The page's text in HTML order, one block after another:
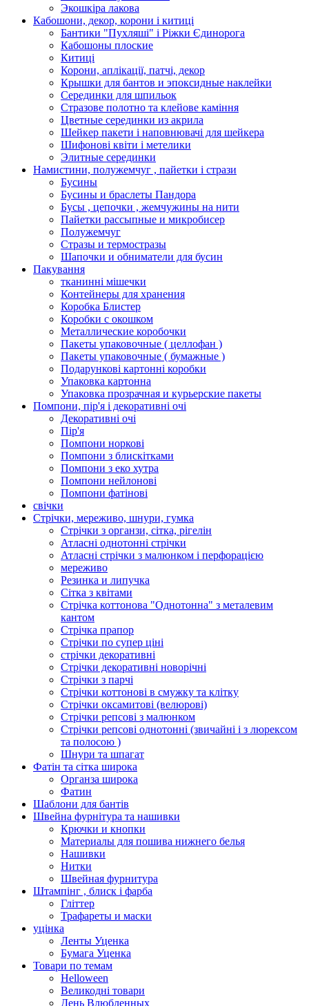
Экошкiра лакова
Кабошони, декор, корони і китиці
Бантики "Пухляші" і Ріжки Єдинорога
Кабошоны плоские
Китиці
Корони, аплікації, патчі, декор
Крышки для бантов и эпоксидные наклейки
Серединки для шпильок
Стразове полотно та клейове каміння
Цветные серединки из акрила
Шейкер пакети і наповнювачі для шейкера
Шифонові квіти і метелики
Элитные серединки
Намистини, полужемчуг , пайетки і стрази
Бусины
Бусины и браслеты Пандора
Бусы , цепочки , жемчужины на нити
Пайетки рассыпные и микробисер
Полужемчуг
Стразы и термостразы
Шапочки и обниматели для бусин
Пакування
тканинні мішечки
Контейнеры для хранения
Коробка Блистер
Коробки с окошком
Металлические коробочки
Пакеты упаковочные ( целлофан )
Пакеты упаковочные ( бумажные )
Подарункові картонні коробки
Упаковка картонна
Упаковка прозрачная и курьерские пакеты
Помпони, пір'я і декоративні очі
Декоративні очі
Пір'я
Помпони норкові
Помпони з блискітками
Помпони з еко хутра
Помпони нейлонові
Помпони фатінові
свічки
Стрічки, мереживо, шнури, гумка
Стрічки з органзи, сітка, рігелін
Атласні однотонні стрічки
Атласні стрічки з малюнком і перфорацією
мереживо
Резинка и липучка
Сітка з квітами
Стрічка коттонова "Однотонна" з металевим
кантом
Стрічка прапор
Стрічки по супер ціні
стрічки декоративні
Стрічки декоративні новорічні
Стрічки з парчі
Стрічки коттонові в смужку та клітку
Стрічки оксамитові (велюрові)
Стрічки репсові з малюнком
Стрічки репсові однотонні (звичайні і з люрексом
та полосою )
Шнури та шпагат
Фатін та сітка широка
Органза широка
Фатин
Шаблони для бантів
Швейна фурнітура та нашивки
Крючки и кнопки
Материалы для пошива нижнего белья
Нашивки
Нитки
Швейная фурнитура
Штампінг , блиск і фарба
Гліттер
Трафареты и маски
уцінка
Ленты Уценка
Бумага Уценка
Товари по темам
Helloween
Великодні товари
День Влюбленных